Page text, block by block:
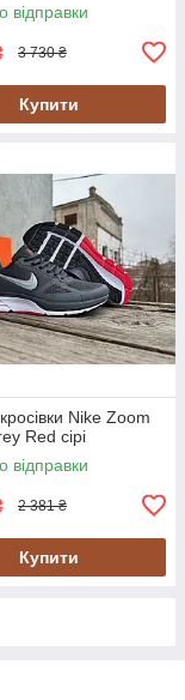
відправки
3 730 ₴
Купити
кросівки Nike Zoom
Red сірі
відправки
2 381 ₴
Купити